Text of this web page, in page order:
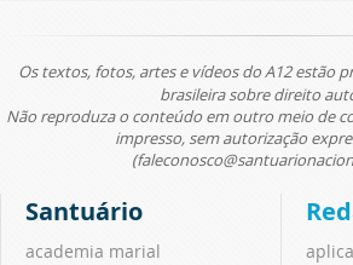
Os textos, fotos, artes e vídeos do A12 estão
brasileira sobre direito
Não reproduza o conteúdo em outro meio de
impresso, sem autorização
Santuário
academia marial